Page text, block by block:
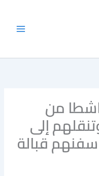
تحتجز 430 ناشطا من
إلى
سفنهم قبالة